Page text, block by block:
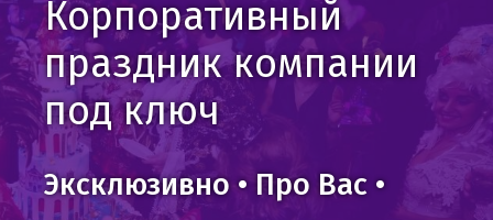
Корпоративный
праздник компании
под ключ
Эксклюзивно • Про Вас •